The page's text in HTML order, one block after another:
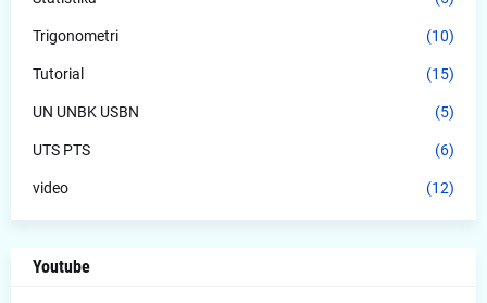
Trigonometri (10)
Tutorial (15)
UN UNBK USBN (5)
UTS PTS (6)
video (12)
Youtube